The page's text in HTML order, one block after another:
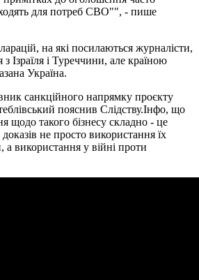
для потреб СВО"", - пише
на які посилаються журналісти,
Ізраїля і Туреччини, але країною
Україна.
санкційного напрямку проєкту
пояснив Слідству.Інфо, що
щодо такого бізнесу складно - це
не просто використання їх
а використання у війні проти